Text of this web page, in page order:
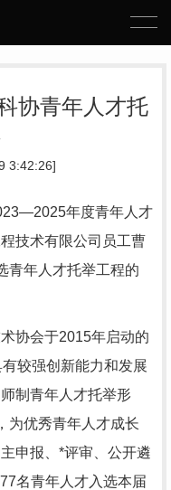
协青年人才托
3:42:26]
年度青年人才
技术有限公司员工曹
青年人才托举工程的
协会于2015年启动的
较强创新能力和发展
制青年人才托举形
为优秀青年人才成长
申报、*评审、公开遴
名青年人才入选本届